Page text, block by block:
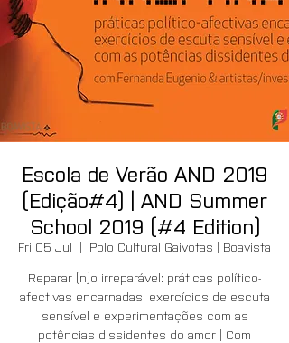
Escola de Verão AND 2019
(Edição#4) | AND Summer
School 2019 (#4 Edition)
Fri 05 Jul
  |
Polo Cultural Gaivotas | Boavista
Reparar (n)o irreparável: práticas político-
afectivas encarnadas, exercícios de escuta
sensível e experimentações com as
potências dissidentes do amor | Com